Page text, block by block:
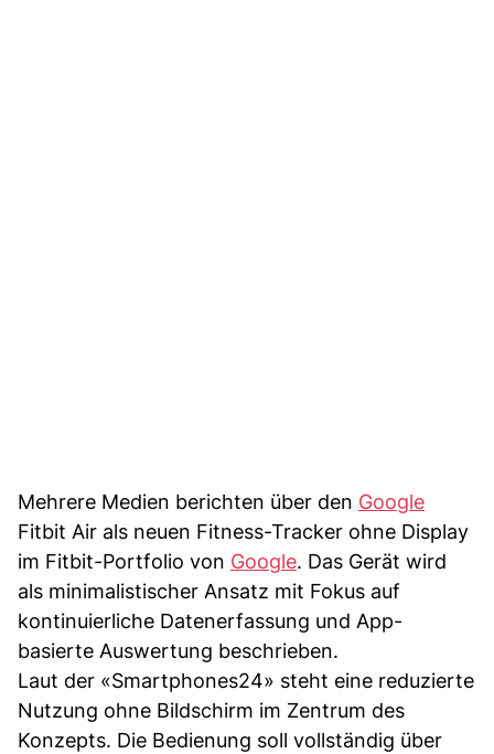
Mehrere Medien berichten über den Google
Fitbit Air als neuen Fitness-Tracker ohne Display
im Fitbit-Portfolio von Google. Das Gerät wird
als minimalistischer Ansatz mit Fokus auf
kontinuierliche Datenerfassung und App-
basierte Auswertung beschrieben.
Laut der «Smartphones24» steht eine reduzierte
Nutzung ohne Bildschirm im Zentrum des
Konzepts. Die Bedienung soll vollständig über